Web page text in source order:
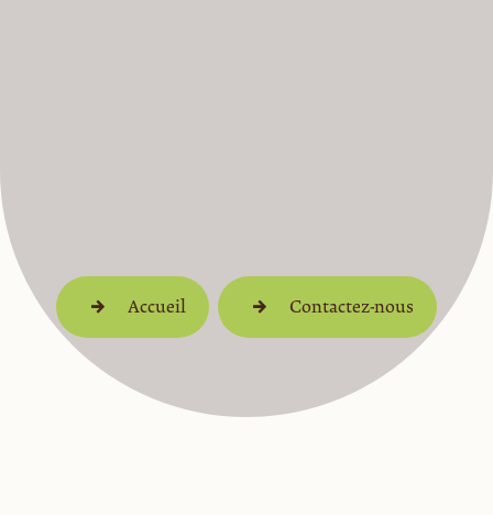
Accueil Contactez-nous